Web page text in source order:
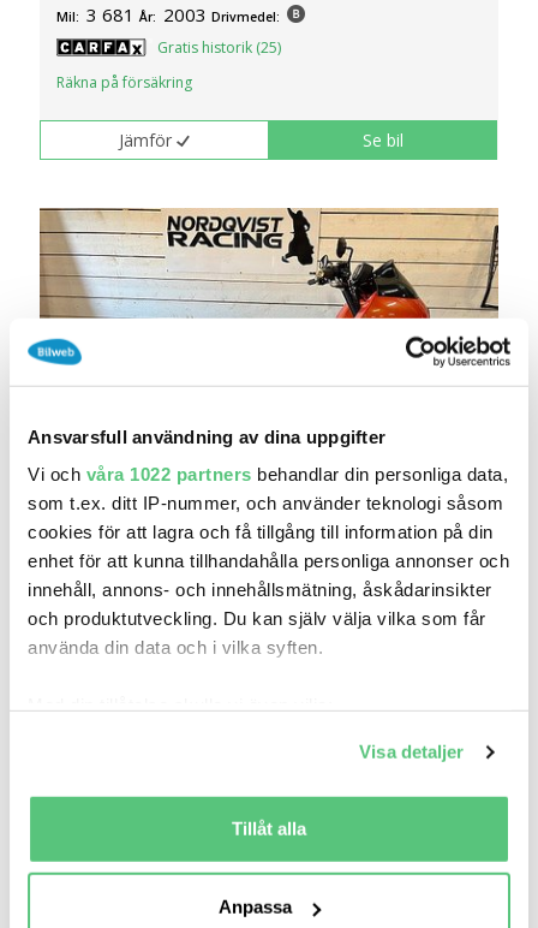
Ansvarsfull användning av dina uppgifter
Vi och våra 1022 partners behandlar din personliga data,
som t.ex. ditt IP-nummer, och använder teknologi såsom
cookies för att lagra och få tillgång till information på din
enhet för att kunna tillhandahålla personliga annonser och
innehåll, annons- och innehållsmätning, åskådarinsikter
och produktutveckling. Du kan själv välja vilka som får
använda din data och i vilka syften.
som kan ha en noggrannhet på upp till flera meter
Identifiera din enhet genom att aktivt skanna den
för specifika kännetecken (fingeravtryck)
Ta reda på mer om hur dina personliga uppgifter
Du kan ändra eller dra tillbaka ditt samtycke när som
Visa detaljer
Tillåt alla
Anpassa
Mil: 3 681 År: 2003 Drivmedel:
Gratis historik (25)
Räkna på försäkring
Jämför Se bil
27 mar 21:58
Harley-Davidson Super Glide Dyna FXDXT 103"
Ö..
Pris
Nordqvist Racing AB
Mil: 0 År: 2001 Drivmedel:
bilbyte